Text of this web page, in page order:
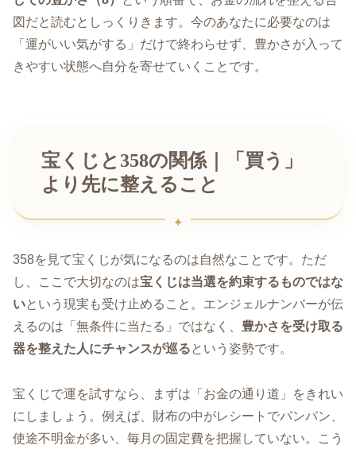
図だと読むとしっくりきます。今のあなたに必要なのは
「運がいい気がする」だけで終わらせず、豊かさが入って
きやすい状態へ自分を寄せていくことです。
宝くじと358の関係｜「買う」
より先に整えること
358を見て宝くじが気になるのは自然なことです。ただ
し、ここで大切なのは宝くじは当選を約束するものではな
いという現実も受け止めること。エンジェルナンバーが伝
えるのは「無条件に当たる」ではなく、 豊かさを受け取る
器を整えた人にチャンスが巡るという姿勢です。
宝くじで運を試すなら、まずは「お金の通り道」をきれい
にしましょう。例えば、財布の中がレシートでパンパン、
使途不明金が多い、毎月の固定費を把握していない。こう